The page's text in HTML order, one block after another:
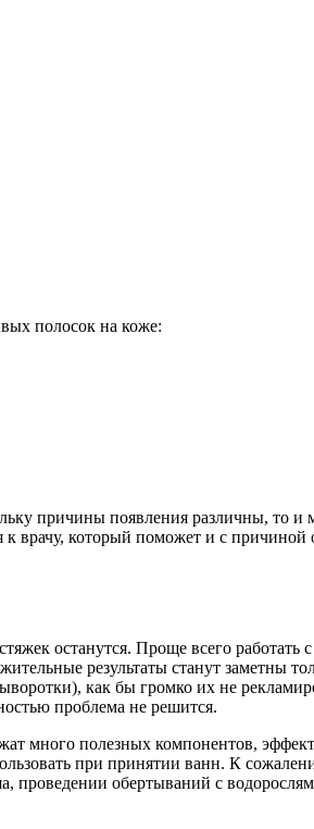
полосок на коже:
причины появления различны, то
врачу, который поможет и с
останутся. Проще всего работать
результаты станут заметны
как бы громко их не
проблема не решится.
много полезных компонентов,
при принятии ванн. К
проведении обертываний с